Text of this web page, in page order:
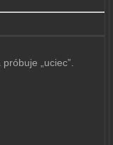
„uciec”.